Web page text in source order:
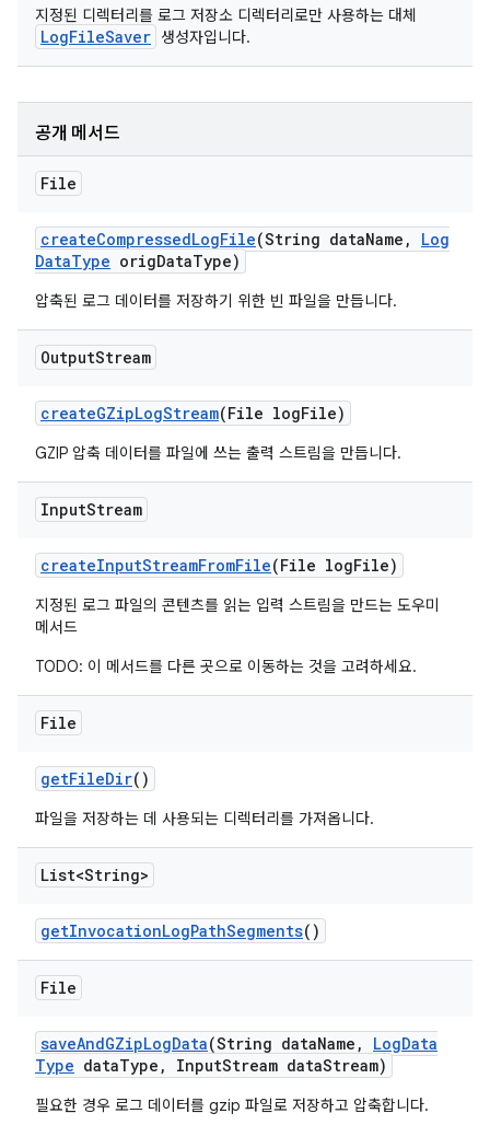
지정된 디렉터리를 로그 저장소 디렉터리로만 사용하는 대체
LogFileSaver 생성자입니다.
공개 메서드
File
createCompressedLogFile(String dataName ,
Log
DataType origDataType)
압축된 로그 데이터를 저장하기 위한 빈 파일을 만듭니다.
OutputStream
createGZipLogStream(File logFile)
GZIP 압축 데이터를 파일에 쓰는 출력 스트림을 만듭니다.
InputStream
createInputStreamFromFile(File logFile)
지정된 로그 파일의 콘텐츠를 읽는 입력 스트림을 만드는 도우미
메서드
TODO: 이 메서드를 다른 곳으로 이동하는 것을 고려하세요.
File
getFileDir()
파일을 저장하는 데 사용되는 디렉터리를 가져옵니다.
List<String>
getInvocationLogPathSegments()
File
saveAndGZipLogData(String dataName , LogData
Type dataType , InputStream dataStream)
필요한 경우 로그 데이터를 gzip 파일로 저장하고 압축합니다.